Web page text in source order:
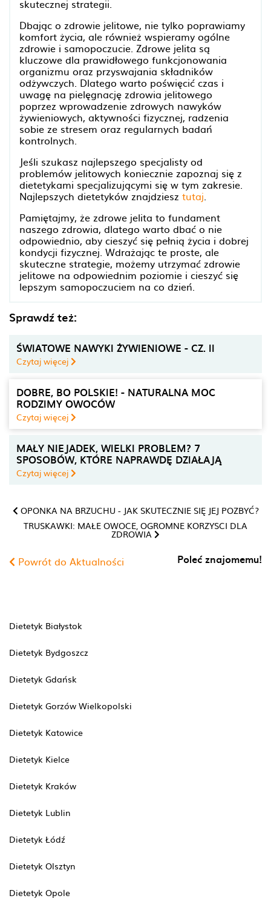
skutecznej strategii.
Dbając o zdrowie jelitowe, nie tylko poprawiamy
komfort życia, ale również wspieramy ogólne
zdrowie i samopoczucie. Zdrowe jelita są
kluczowe dla prawidłowego funkcjonowania
organizmu oraz przyswajania składników
odżywczych. Dlatego warto poświęcić czas i
uwagę na pielęgnację zdrowia jelitowego
poprzez wprowadzenie zdrowych nawyków
żywieniowych, aktywności fizycznej, radzenia
sobie ze stresem oraz regularnych badań
kontrolnych.
Jeśli szukasz najlepszego specjalisty od
problemów jelitowych koniecznie zapoznaj się z
dietetykami specjalizującymi się w tym zakresie.
Najlepszych dietetyków znajdziesz tutaj.
Pamiętajmy, że zdrowe jelita to fundament
naszego zdrowia, dlatego warto dbać o nie
odpowiednio, aby cieszyć się pełnią życia i dobrej
kondycji fizycznej. Wdrażając te proste, ale
skuteczne strategie, możemy utrzymać zdrowie
jelitowe na odpowiednim poziomie i cieszyć się
lepszym samopoczuciem na co dzień.
Sprawdź też:
ŚWIATOWE NAWYKI ŻYWIENIOWE - CZ. II
Czytaj więcej
DOBRE, BO POLSKIE! - NATURALNA MOC
RODZIMY OWOCÓW
Czytaj więcej
MAŁY NIEJADEK, WIELKI PROBLEM? 7
SPOSOBÓW, KTÓRE NAPRAWDĘ DZIAŁAJĄ
Czytaj więcej
OPONKA NA BRZUCHU - JAK SKUTECZNIE SIĘ JEJ POZBYĆ?
TRUSKAWKI: MAŁE OWOCE, OGROMNE KORZYSCI DLA
ZDROWIA
Powrót do Aktualności Poleć znajomemu!
Dietetyk Białystok
Dietetyk Bydgoszcz
Dietetyk Gdańsk
Dietetyk Gorzów Wielkopolski
Dietetyk Katowice
Dietetyk Kielce
Dietetyk Kraków
Dietetyk Lublin
Dietetyk Łódź
Dietetyk Olsztyn
Dietetyk Opole